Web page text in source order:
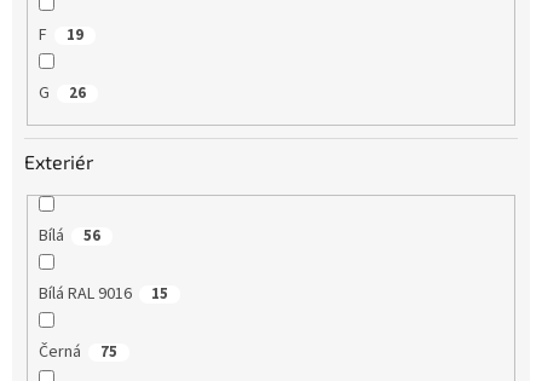
F 19
G 26
Exteriér
Bílá 56
Bílá RAL 9016 15
Černá 75